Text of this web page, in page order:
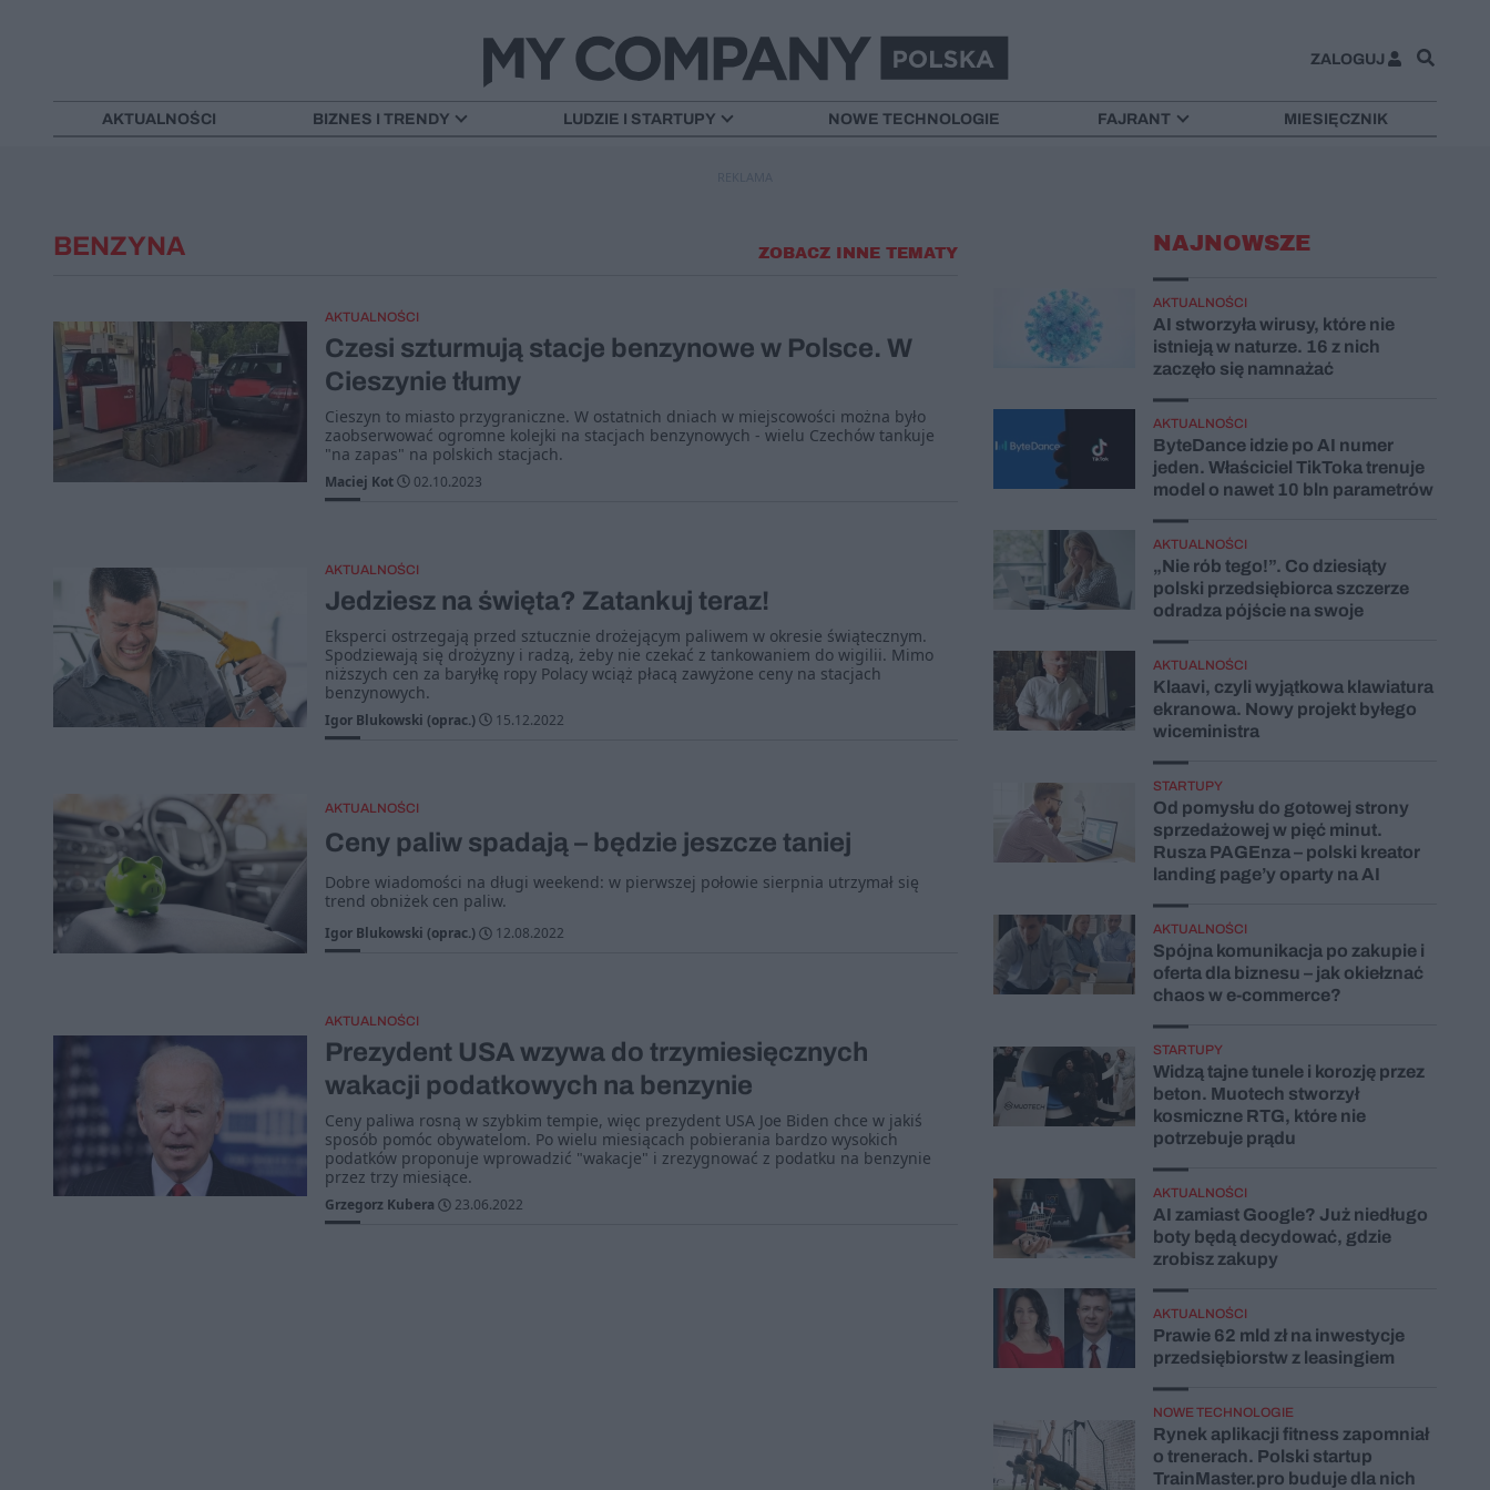
ZALOGUJ
AKTUALNOŚCI BIZNES I TRENDY LUDZIE I STARTUPY NOWE TECHNOLOGIE FAJRANT MIESIĘCZNIK
BENZYNA ZOBACZ INNE TEMATY
AKTUALNOŚCI
Czesi szturmują stacje benzynowe w Polsce. W
Cieszynie tłumy
Cieszyn to miasto przygraniczne. W ostatnich dniach w miejscowości można było
zaobserwować ogromne kolejki na stacjach benzynowych - wielu Czechów tankuje
"na zapas" na polskich stacjach.
Maciej Kot 02.10.2023
AKTUALNOŚCI
Jedziesz na święta? Zatankuj teraz!
Eksperci ostrzegają przed sztucznie drożejącym paliwem w okresie świątecznym.
Spodziewają się drożyzny i radzą, żeby nie czekać z tankowaniem do wigilii. Mimo
niższych cen za baryłkę ropy Polacy wciąż płacą zawyżone ceny na stacjach
benzynowych.
Igor Blukowski (oprac.) 15.12.2022
AKTUALNOŚCI
Ceny paliw spadają – będzie jeszcze taniej
Dobre wiadomości na długi weekend: w pierwszej połowie sierpnia utrzymał się
trend obniżek cen paliw.
Igor Blukowski (oprac.) 12.08.2022
AKTUALNOŚCI
Prezydent USA wzywa do trzymiesięcznych
wakacji podatkowych na benzynie
Ceny paliwa rosną w szybkim tempie, więc prezydent USA Joe Biden chce w jakiś
sposób pomóc obywatelom. Po wielu miesiącach pobierania bardzo wysokich
podatków proponuje wprowadzić "wakacje" i zrezygnować z podatku na benzynie
przez trzy miesiące.
Grzegorz Kubera 23.06.2022
NAJNOWSZE
AKTUALNOŚCI
AI stworzyła wirusy, które nie
istnieją w naturze. 16 z nich
zaczęło się namnażać
AKTUALNOŚCI
ByteDance idzie po AI numer
jeden. Właściciel TikToka trenuje
model o nawet 10 bln parametrów
AKTUALNOŚCI
„Nie rób tego!”. Co dziesiąty
polski przedsiębiorca szczerze
odradza pójście na swoje
AKTUALNOŚCI
Klaavi, czyli wyjątkowa klawiatura
ekranowa. Nowy projekt byłego
wiceministra
STARTUPY
Od pomysłu do gotowej strony
sprzedażowej w pięć minut.
Rusza PAGEnza – polski kreator
landing page’y oparty na AI
AKTUALNOŚCI
Spójna komunikacja po zakupie i
oferta dla biznesu – jak okiełznać
chaos w e-commerce?
STARTUPY
Widzą tajne tunele i korozję przez
beton. Muotech stworzył
kosmiczne RTG, które nie
potrzebuje prądu
AKTUALNOŚCI
AI zamiast Google? Już niedługo
boty będą decydować, gdzie
zrobisz zakupy
AKTUALNOŚCI
Prawie 62 mld zł na inwestycje
przedsiębiorstw z leasingiem
NOWE TECHNOLOGIE
Rynek aplikacji fitness zapomniał
o trenerach. Polski startup
TrainMaster.pro buduje dla nich